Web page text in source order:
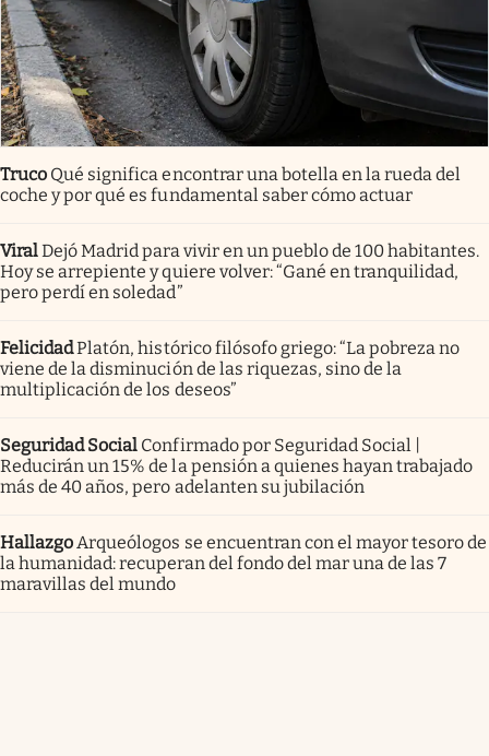
Truco Qué significa encontrar una botella en la rueda del
coche y por qué es fundamental saber cómo actuar
ViralDejó Madrid para vivir en un pueblo de 100 habitantes.
Hoy se arrepiente y quiere volver: “Gané en tranquilidad,
pero perdí en soledad”
FelicidadPlatón, histórico filósofo griego: “La pobreza no
viene de la disminución de las riquezas, sino de la
multiplicación de los deseos”
Seguridad Social Confirmado por Seguridad Social |
Reducirán un 15% de la pensión a quienes hayan trabajado
más de 40 años, pero adelanten su jubilación
Hallazgo Arqueólogos se encuentran con el mayor tesoro de
la humanidad: recuperan del fondo del mar una de las 7
maravillas del mundo